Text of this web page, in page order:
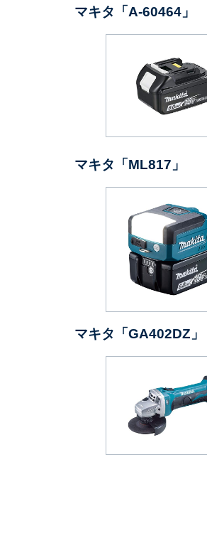
マキタ「A-60464」
マキタ「ML817」
マキタ「GA402DZ」